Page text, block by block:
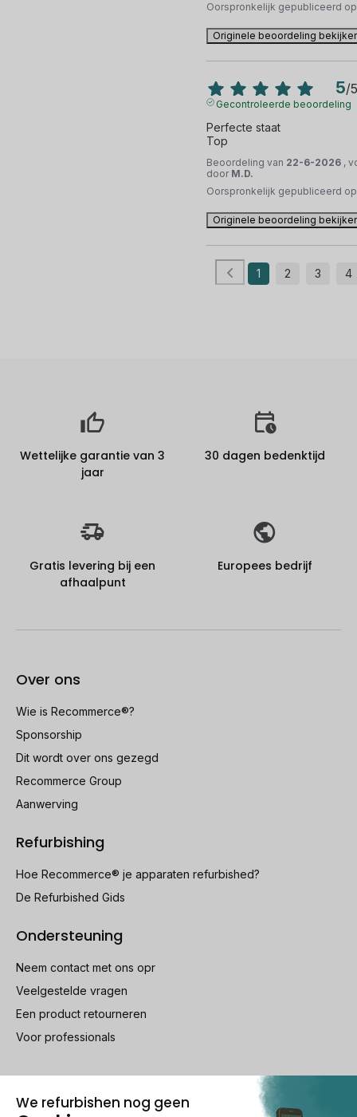
Oorspronkelijk gepubliceerd
Originele beoordeling
5/5
Gecontroleerde beoordeling
Perfecte staat
Top
Beoordeling van 22-6-2026 ,
door M.D.
Oorspronkelijk gepubliceerd
Originele beoordeling
1 2 3 4
Wettelijke garantie van 3
jaar
30 dagen bedenktijd
Gratis levering bij een
afhaalpunt
Europees bedrijf
Over ons
Wie is Recommerce®?
Sponsorship
Dit wordt over ons gezegd
Recommerce Group
Aanwerving
Refurbishing
Hoe Recommerce® je apparaten refurbished?
De Refurbished Gids
Ondersteuning
Neem contact met ons opr
Veelgestelde vragen
Een product retourneren
Voor professionals
100% beveiligde betaling